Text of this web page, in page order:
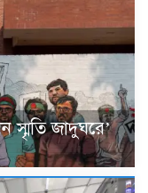
স্মৃতি জাদুঘরে’